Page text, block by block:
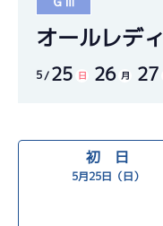
シリーズインデ
レース結果一覧
モーター抽選結
前検タイムラン
オールレデ
5 25 日 26 月 27
初 日
5月25日（日）